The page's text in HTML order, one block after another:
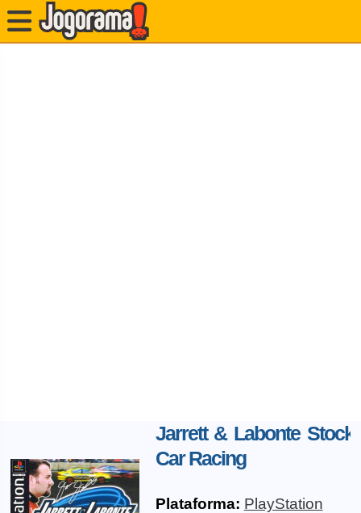
Jarrett & Labonte Stock
Car Racing
Plataforma: PlayStation